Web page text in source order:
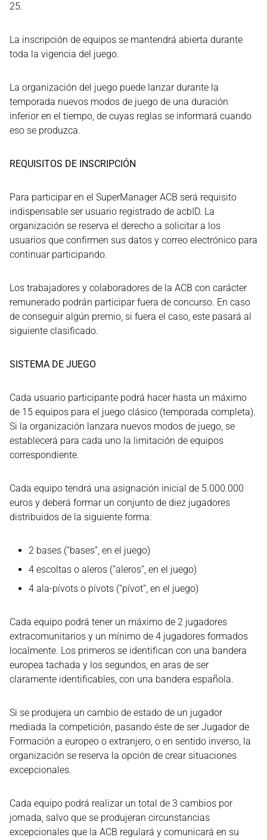
25.
La inscripción de equipos se mantendrá abierta durante
toda la vigencia del juego.
La organización del juego puede lanzar durante la
temporada nuevos modos de juego de una duración
inferior en el tiempo, de cuyas reglas se informará cuando
eso se produzca.
REQUISITOS DE INSCRIPCIÓN
Para participar en el SuperManager ACB será requisito
indispensable ser usuario registrado de acbID. La
organización se reserva el derecho a solicitar a los
usuarios que confirmen sus datos y correo electrónico para
continuar participando.
Los trabajadores y colaboradores de la ACB con carácter
remunerado podrán participar fuera de concurso. En caso
de conseguir algún premio, si fuera el caso, este pasará al
siguiente clasificado.
SISTEMA DE JUEGO
Cada usuario participante podrá hacer hasta un máximo
de 15 equipos para el juego clásico (temporada completa).
Si la organización lanzara nuevos modos de juego, se
establecerá para cada uno la limitación de equipos
correspondiente.
Cada equipo tendrá una asignación inicial de 5.000.000
euros y deberá formar un conjunto de diez jugadores
distribuidos de la siguiente forma:
2 bases (“bases”, en el juego)
4 escoltas o aleros (“aleros”, en el juego)
4 ala-pívots o pívots (“pívot”, en el juego)
Cada equipo podrá tener un máximo de 2 jugadores
extracomunitarios y un mínimo de 4 jugadores formados
localmente. Los primeros se identifican con una bandera
europea tachada y los segundos, en aras de ser
claramente identificables, con una bandera española.
Si se produjera un cambio de estado de un jugador
mediada la competición, pasando éste de ser Jugador de
Formación a europeo o extranjero, o en sentido inverso, la
organización se reserva la opción de crear situaciones
excepcionales.
Cada equipo podrá realizar un total de 3 cambios por
jornada, salvo que se produjeran circunstancias
excepcionales que la ACB regulará y comunicará en su